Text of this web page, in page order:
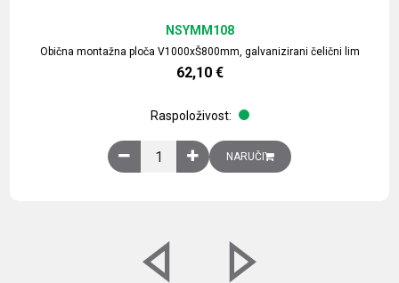
Obična montažna ploča V1000xŠ800mm, galvanizirani čelični lim
NSYMM108
62,10 €
Raspoloživost:
Obična montažna ploča V1000xŠ800mm,
NARUČI